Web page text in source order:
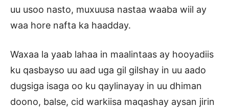
uu usoo nasto, muxuusa nastaa waaba wiil ay
waa hore nafta ka haadday.
Waxaa la yaab lahaa in maalintaas ay hooyadiis
ku qasbayso uu aad uga gil gilshay in uu aado
dugsiga isaga oo ku qaylinayay in uu dhiman
doono, balse, cid warkiisa maqashay aysan jirin